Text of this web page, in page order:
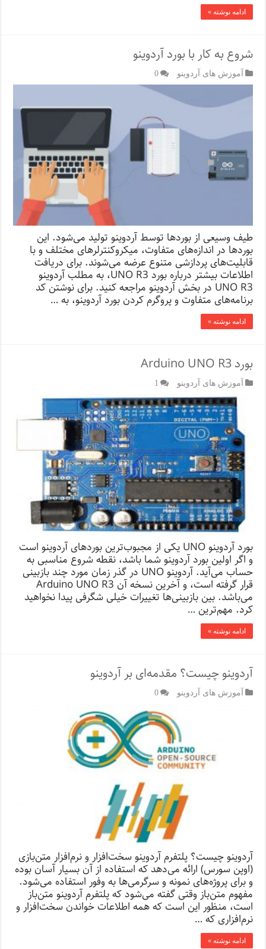
ادامه نوشته »
شروع به کار با بورد آردوینو
آموزش های آردوینو 0
طیف وسیعی از بوردها توسط آردوینو تولید می‌شود. این
بوردها در اندازه‌های متفاوت، میکروکنترلرهای مختلف و با
قابلیت‌های پردازشی متنوع عرضه می‌شوند. برای دریافت
اطلاعات بیشتر درباره بورد UNO R3، به مطلب آردوینو
UNO R3 در بخش آردوینو مراجعه کنید. برای نوشتن کد
برنامه‌های متفاوت و پروگرم کردن بورد آردوینو، به …
ادامه نوشته »
بورد Arduino UNO R3
آموزش های آردوینو 1
بورد آردوینو UNO یکی از مجبوب‌ترین بوردهای آردوینو است
و اگر اولین بورد آردوینو شما باشد، نقطه شروع مناسبی به
حساب می‌آید. آردوینو UNO در گذر زمان مورد چند بازبینی
قرار گرفته است، و آخرین نسخه آن Arduino UNO R3
می‌باشد. بین بازبینی‌ها تغییرات خیلی شگرفی پیدا نخواهید
کرد. مهم‌ترین …
ادامه نوشته »
آردوینو چیست؟ مقدمه‌ای بر آردوینو
آموزش های آردوینو 0
آردوینو چیست؟ پلتفرم آردوینو سخت‌افزار و نرم‌افزار متن‌بازی
(اوپن سورس) ارائه می‌دهد که استفاده از آن بسیار آسان بوده
و برای پروژه‌های نمونه و سرگرمی‌ها به وفور استفاده می‌شود.
مفهوم متن‌باز وقتی گفته می‌شود که پلتفرم آردوینو متن‌باز
است، منظور این است که همه اطلاعات خواندن سخت‌افزار و
نرم‌افزاری که …
ادامه نوشته »